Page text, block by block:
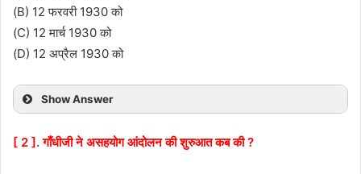
(B) 12 फरवरी 1930 को
(C) 12 मार्च 1930 को
(D) 12 अप्रैल 1930 को
Show Answer
[ 2 ]. गाँधीजी ने असहयोग आंदोलन की शुरुआत कब की ?